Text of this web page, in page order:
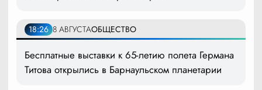
18:26 8 АВГУСТАОБЩЕСТВО
Бесплатные выставки к 65-летию полета Германа
Титова открылись в Барнаульском планетарии